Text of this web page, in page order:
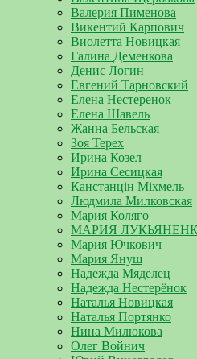
Валерия Пименова
Викентий Карпович
Виолетта Новицкая
Галина Деменкова
Денис Логин
Евгений Тарновский
Елена Нестеренок
Елена Шавель
Жанна Бельская
Зоя Терех
Ирина Козел
Ирина Сесицкая
Канстанцін Міхмель
Людмила Милковская
Мария Коляго
МАРИЯ
Мария Ючкович
Мария Януш
Надежда Мяделец
Надежда Нестерёнок
Наталья Новицкая
Наталья Портянко
Нина Милюкова
Олег Войнич